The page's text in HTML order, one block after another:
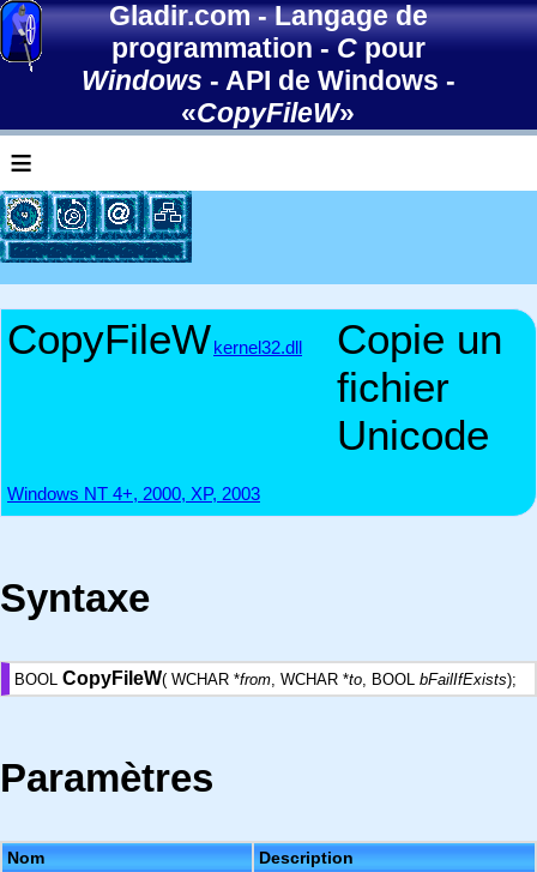
Gladir.com-Langage de
programmation-Cpour
Windows - API de Windows -
«CopyFileW»
≡
CopyFileWkernel32.dll
Copie un
fichier
Unicode
Windows NT 4+, 2000, XP, 2003
Syntaxe
BOOL CopyFileW( WCHAR *from, WCHAR *to, BOOL bFailIfExists);
Paramètres
Nom Description